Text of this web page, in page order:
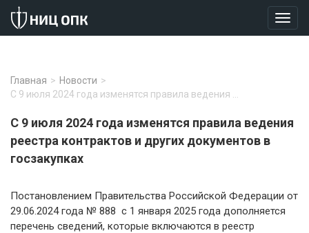
Главная > Новости >
С 9 июля 2024 года изменятся правила ведения …
С 9 июля 2024 года изменятся правила ведения
реестра контрактов и других документов в
госзакупках
Постановлением Правительства Российской Федерации от
29.06.2024 года № 888 с 1 января 2025 года дополняется
перечень сведений, которые включаются в реестр